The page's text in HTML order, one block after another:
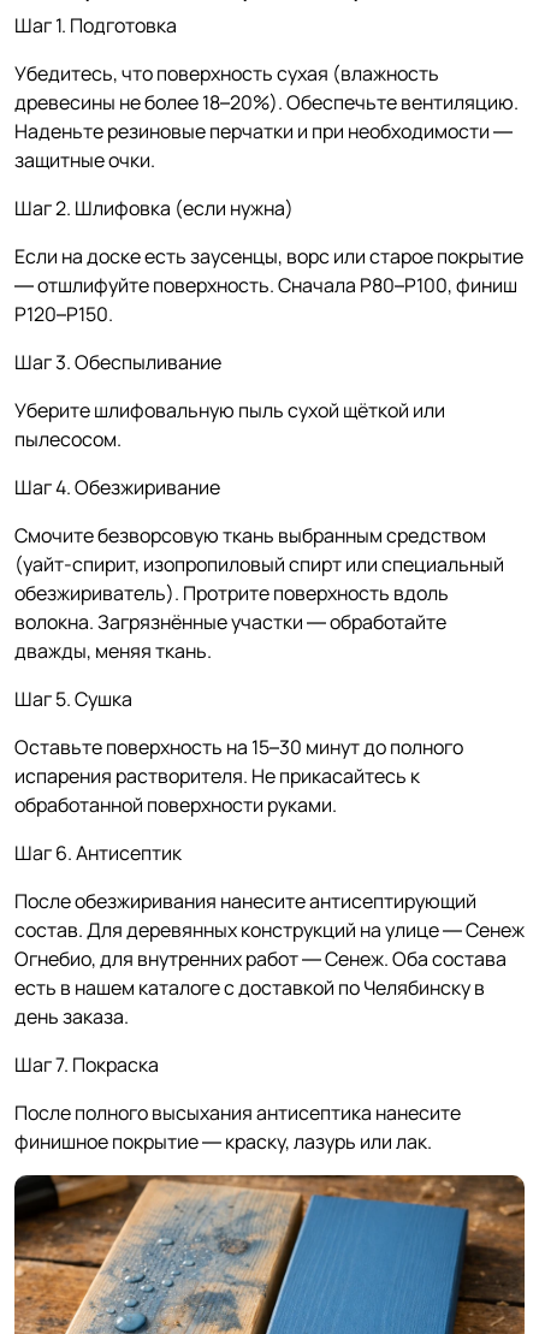
Шаг 1. Подготовка
Убедитесь, что поверхность сухая (влажность
древесины не более 18–20%). Обеспечьте вентиляцию.
Наденьте резиновые перчатки и при необходимости —
защитные очки.
Шаг 2. Шлифовка (если нужна)
Если на доске есть заусенцы, ворс или старое покрытие
— отшлифуйте поверхность. Сначала P80–P100, финиш
P120–P150.
Шаг 3. Обеспыливание
Уберите шлифовальную пыль сухой щёткой или
пылесосом.
Шаг 4. Обезжиривание
Смочите безворсовую ткань выбранным средством
(уайт-спирит, изопропиловый спирт или специальный
обезжириватель). Протрите поверхность вдоль
волокна. Загрязнённые участки — обработайте
дважды, меняя ткань.
Шаг 5. Сушка
Оставьте поверхность на 15–30 минут до полного
испарения растворителя. Не прикасайтесь к
обработанной поверхности руками.
Шаг 6. Антисептик
После обезжиривания нанесите антисептирующий
состав. Для деревянных конструкций на улице — Сенеж
Огнебио, для внутренних работ — Сенеж. Оба состава
есть в нашем каталоге с доставкой по Челябинску в
день заказа.
Шаг 7. Покраска
После полного высыхания антисептика нанесите
финишное покрытие — краску, лазурь или лак.